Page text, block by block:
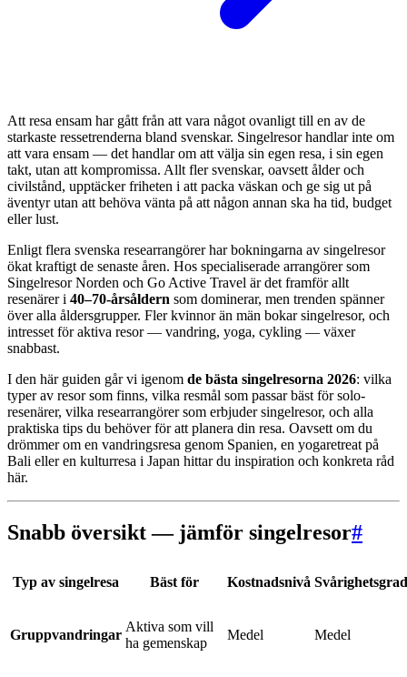
Att resa ensam har gått från att vara något ovanligt till en av de
starkaste ressetrenderna bland svenskar. Singelresor handlar inte om
att vara ensam — det handlar om att välja sin egen resa, i sin egen
takt, utan att kompromissa. Allt fler svenskar, oavsett ålder och
civilstånd, upptäcker friheten i att packa väskan och ge sig ut på
äventyr utan att behöva vänta på att någon annan ska ha tid, budget
eller lust.
Enligt flera svenska researrangörer har bokningarna av singelresor
ökat kraftigt de senaste åren. Hos specialiserade arrangörer som
Singelresor Norden och Go Active Travel är det framför allt
resenärer i 40–70-årsåldern som dominerar, men trenden spänner
över alla åldersgrupper. Fler kvinnor än män bokar singelresor, och
intresset för aktiva resor — vandring, yoga, cykling — växer
snabbast.
I den här guiden går vi igenom de bästa singelresorna 2026: vilka
typer av resor som finns, vilka resmål som passar bäst för solo-
resenärer, vilka researrangörer som erbjuder singelresor, och alla
praktiska tips du behöver för att planera din resa. Oavsett om du
drömmer om en vandringsresa genom Spanien, en yogaretreat på
Bali eller en kulturresa i Japan hittar du inspiration och konkreta råd
här.
Snabb översikt — jämför singelresor#
Typ av singelresa Bäst för Kostnadsnivå Svårighetsgrad
Gruppvandringar
Aktiva som vill
ha gemenskap
Medel Medel